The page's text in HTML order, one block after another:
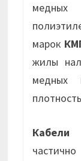
медных
марок
жилы
медных
Кабели